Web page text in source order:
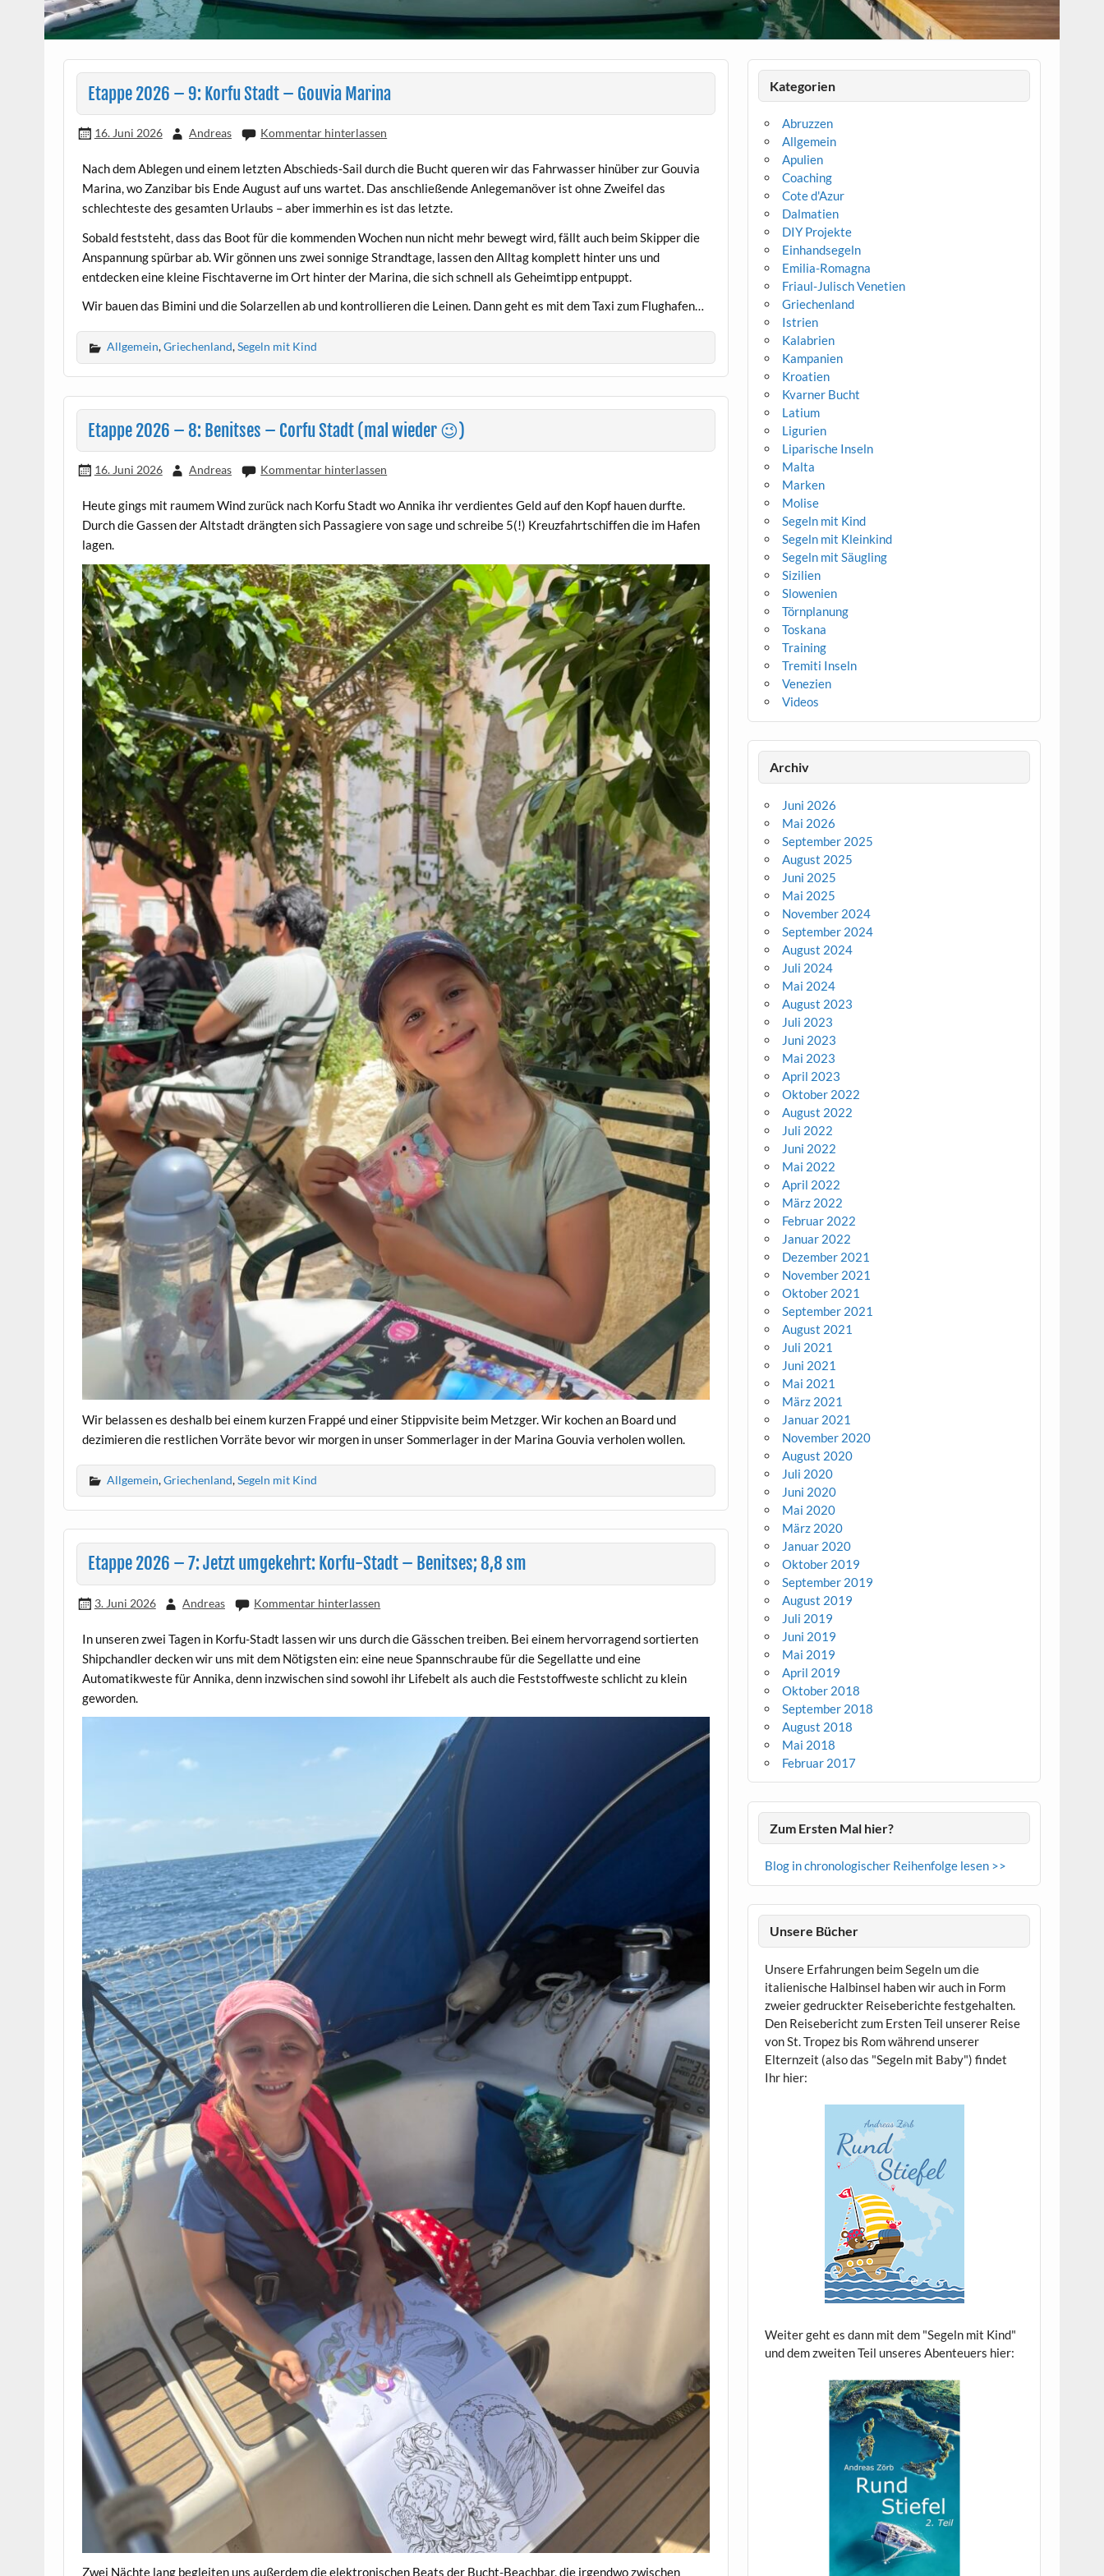
Etappe 2026 – 9: Korfu Stadt – Gouvia Marina
16. Juni 2026 Andreas Kommentar hinterlassen
Nach dem Ablegen und einem letzten Abschieds‑Sail durch die Bucht queren wir das Fahrwasser hinüber zur Gouvia
Marina, wo Zanzibar bis Ende August auf uns wartet. Das anschließende Anlegemanöver ist ohne Zweifel das
schlechteste des gesamten Urlaubs – aber immerhin es ist das letzte.
Sobald feststeht, dass das Boot für die kommenden Wochen nun nicht mehr bewegt wird, fällt auch beim Skipper die
Anspannung spürbar ab. Wir gönnen uns zwei sonnige Strandtage, lassen den Alltag komplett hinter uns und
entdecken eine kleine Fischtaverne im Ort hinter der Marina, die sich schnell als Geheimtipp entpuppt.
Wir bauen das Bimini und die Solarzellen ab und kontrollieren die Leinen. Dann geht es mit dem Taxi zum Flughafen…
Allgemein,Griechenland,Segeln mit Kind
Etappe 2026 – 8: Benitses – Corfu Stadt (mal wieder 😉)
16. Juni 2026 Andreas Kommentar hinterlassen
Heute gings mit raumem Wind zurück nach Korfu Stadt wo Annika ihr verdientes Geld auf den Kopf hauen durfte.
Durch die Gassen der Altstadt drängten sich Passagiere von sage und schreibe 5(!) Kreuzfahrtschiffen die im Hafen
lagen.
Wir belassen es deshalb bei einem kurzen Frappé und einer Stippvisite beim Metzger. Wir kochen an Board und
dezimieren die restlichen Vorräte bevor wir morgen in unser Sommerlager in der Marina Gouvia verholen wollen.
Allgemein,Griechenland,Segeln mit Kind
Etappe 2026 – 7: Jetzt umgekehrt: Korfu-Stadt – Benitses; 8,8 sm
3. Juni 2026 Andreas Kommentar hinterlassen
In unseren zwei Tagen in Korfu-Stadt lassen wir uns durch die Gässchen treiben. Bei einem hervorragend sortierten
Shipchandler decken wir uns mit dem Nötigsten ein: eine neue Spannschraube für die Segellatte und eine
Automatikweste für Annika, denn inzwischen sind sowohl ihr Lifebelt als auch die Feststoffweste schlicht zu klein
geworden.
Zwei Nächte lang begleiten uns außerdem die elektronischen Beats der Bucht-Beachbar, die irgendwo zwischen
Kategorien
Abruzzen
Allgemein
Apulien
Coaching
Cote d'Azur
Dalmatien
DIY Projekte
Einhandsegeln
Emilia-Romagna
Friaul-Julisch Venetien
Griechenland
Istrien
Kalabrien
Kampanien
Kroatien
Kvarner Bucht
Latium
Ligurien
Liparische Inseln
Malta
Marken
Molise
Segeln mit Kind
Segeln mit Kleinkind
Segeln mit Säugling
Sizilien
Slowenien
Törnplanung
Toskana
Training
Tremiti Inseln
Venezien
Videos
Archiv
Juni 2026
Mai 2026
September 2025
August 2025
Juni 2025
Mai 2025
November 2024
September 2024
August 2024
Juli 2024
Mai 2024
August 2023
Juli 2023
Juni 2023
Mai 2023
April 2023
Oktober 2022
August 2022
Juli 2022
Juni 2022
Mai 2022
April 2022
März 2022
Februar 2022
Januar 2022
Dezember 2021
November 2021
Oktober 2021
September 2021
August 2021
Juli 2021
Juni 2021
Mai 2021
März 2021
Januar 2021
November 2020
August 2020
Juli 2020
Juni 2020
Mai 2020
März 2020
Januar 2020
Oktober 2019
September 2019
August 2019
Juli 2019
Juni 2019
Mai 2019
April 2019
Oktober 2018
September 2018
August 2018
Mai 2018
Februar 2017
Zum Ersten Mal hier?
Blog in chronologischer Reihenfolge lesen >>
Unsere Bücher
Unsere Erfahrungen beim Segeln um die
italienische Halbinsel haben wir auch in Form
zweier gedruckter Reiseberichte festgehalten.
Den Reisebericht zum Ersten Teil unserer Reise
von St. Tropez bis Rom während unserer
Elternzeit (also das "Segeln mit Baby") findet
Ihr hier:
Weiter geht es dann mit dem "Segeln mit Kind"
und dem zweiten Teil unseres Abenteuers hier: